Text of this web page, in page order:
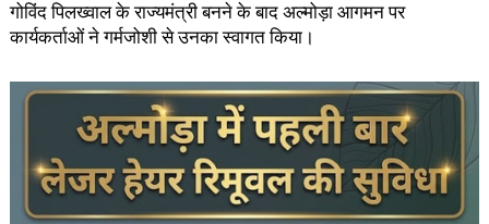
गोविंद पिलख्वाल के राज्यमंत्री बनने के बाद अल्मोड़ा आगमन पर
कार्यकर्ताओं ने गर्मजोशी से उनका स्वागत किया।